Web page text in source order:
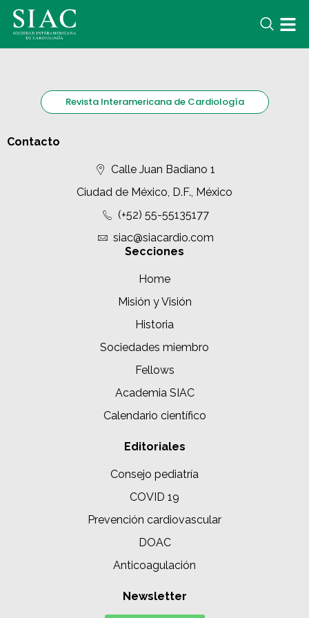
Revista Interamericana de Cardiología
Contacto
Calle Juan Badiano 1
Ciudad de México, D.F., México
(+52) 55-55135177
siac@siacardio.com
Secciones
Home
Misión y Visión
Historia
Sociedades miembro
Fellows
Academia SIAC
Calendario científico
Editoriales
Consejo pediatría
COVID 19
Prevención cardiovascular
DOAC
Anticoagulación
Newsletter